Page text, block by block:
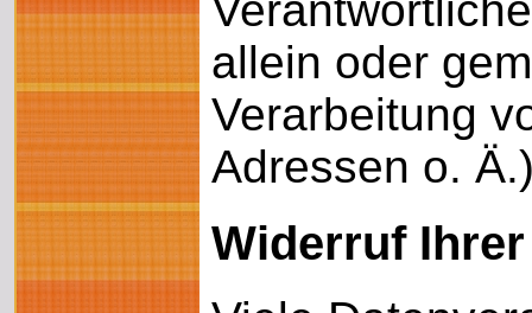
allein oder
Verarbeitung
Adressen o.
Widerruf